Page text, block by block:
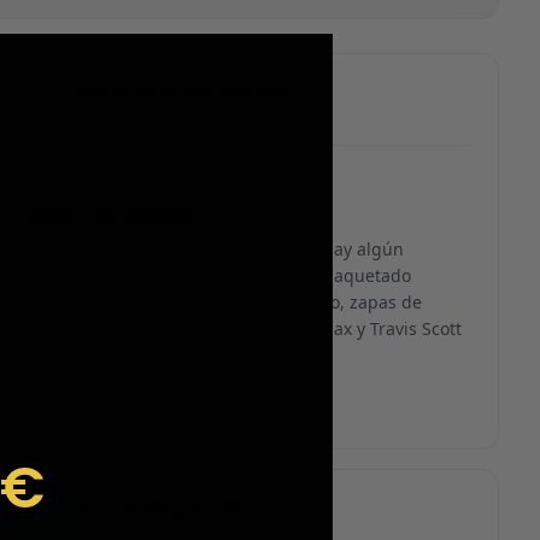
Total control del pedido, te avisan si hay algún
problema con el modelo elegido, empaquetado
perfecto con caja original y embolsado, zapas de
altísima calidad y acabados top. Air Max y Travis Scott